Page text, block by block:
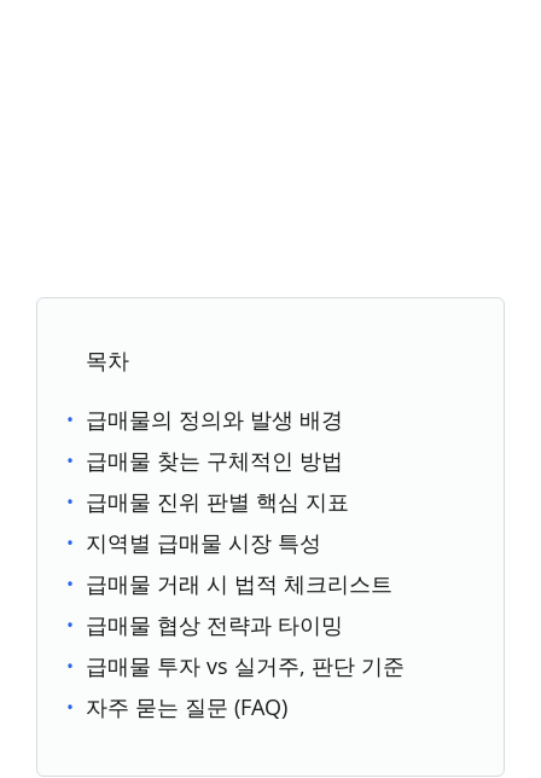
목차
급매물의 정의와 발생 배경
급매물 찾는 구체적인 방법
급매물 진위 판별 핵심 지표
지역별 급매물 시장 특성
급매물 거래 시 법적 체크리스트
급매물 협상 전략과 타이밍
급매물 투자 vs 실거주, 판단 기준
자주 묻는 질문 (FAQ)